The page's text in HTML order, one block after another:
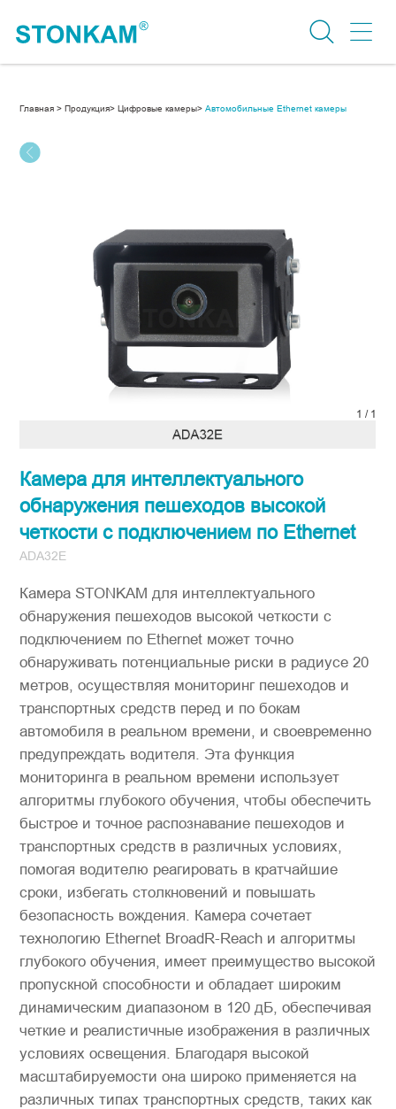
Главная > Продукция> Цифровые камеры> Автомобильные Ethernet камеры
1 / 1
Камера для интеллектуального
обнаружения пешеходов высокой
четкости с подключением по Ethernet
ADA32E
Камера STONKAM для интеллектуального
обнаружения пешеходов высокой четкости с
подключением по Ethernet может точно
обнаруживать потенциальные риски в радиусе 20
метров, осуществляя мониторинг пешеходов и
транспортных средств перед и по бокам
автомобиля в реальном времени, и своевременно
предупреждать водителя. Эта функция
мониторинга в реальном времени использует
алгоритмы глубокого обучения, чтобы обеспечить
быстрое и точное распознавание пешеходов и
транспортных средств в различных условиях,
помогая водителю реагировать в кратчайшие
сроки, избегать столкновений и повышать
безопасность вождения. Камера сочетает
технологию Ethernet BroadR-Reach и алгоритмы
глубокого обучения, имеет преимущество высокой
пропускной способности и обладает широким
динамическим диапазоном в 120 дБ, обеспечивая
четкие и реалистичные изображения в различных
условиях освещения. Благодаря высокой
масштабируемости она широко применяется на
различных типах транспортных средств, таких как